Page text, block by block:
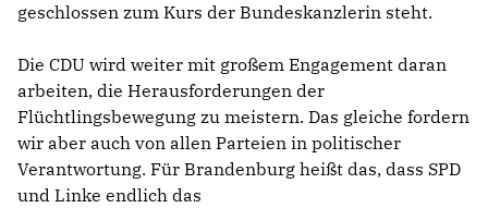
geschlossen zum Kurs der Bundeskanzlerin steht.
Die CDU wird weiter mit großem Engagement daran
arbeiten, die Herausforderungen der
Flüchtlingsbewegung zu meistern. Das gleiche fordern
wir aber auch von allen Parteien in politischer
Verantwortung. Für Brandenburg heißt das, dass SPD
und Linke endlich das